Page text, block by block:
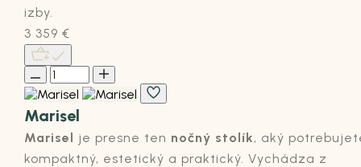
izby.
3 359 €
Marisel
Marisel je presne ten nočný stolík, aký
kompaktný, estetický a praktický. Vychádza z